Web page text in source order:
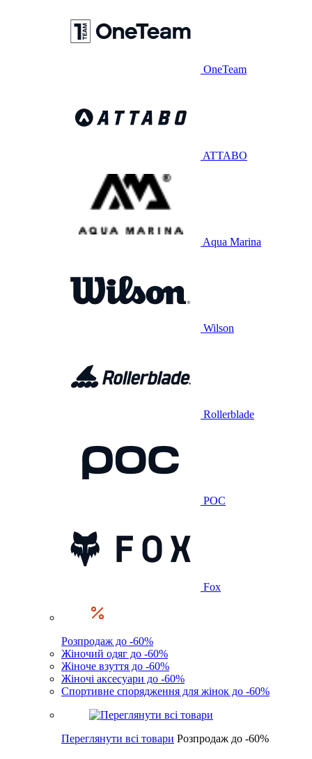
OneTeam
ATTABO
Aqua Marina
Wilson
Rollerblade
POC
Fox
Розпродаж до -60%
Жіночий одяг до -60%
Жіноче взуття до -60%
Жіночі аксесуари до -60%
Спортивне спорядження для жінок до -60%
Переглянути всі товари Розпродаж до -60%